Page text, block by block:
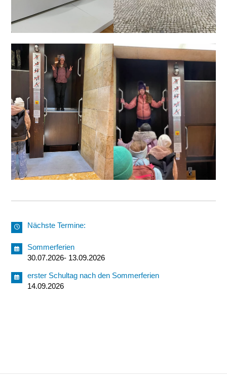
Nächste Termine:
Sommerferien
30.07.2026- 13.09.2026
erster Schultag nach den Sommerferien
14.09.2026